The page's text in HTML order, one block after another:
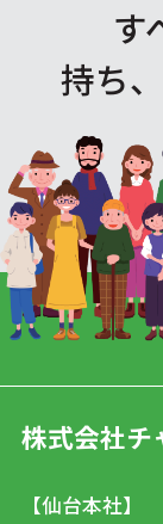
す
持ち
株式会社チ
【仙台本社】